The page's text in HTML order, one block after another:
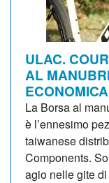
ULAC.
AL
ECONOMICA
La Borsa al
è l’ennesimo
taiwanese
Components.
agio nelle gite